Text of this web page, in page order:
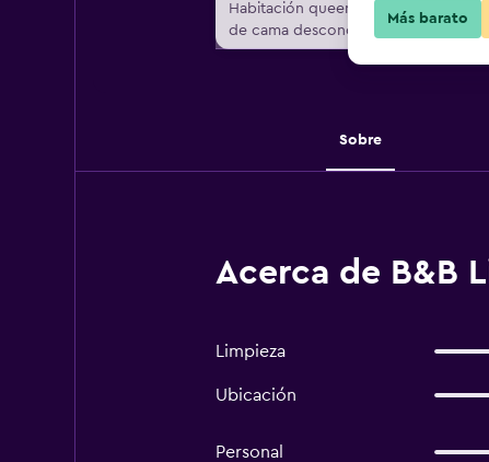
Habitación queen, tipo
de cama desconocido
Sobre
Acerca de B&B
Limpieza
Ubicación
Personal
Más barato